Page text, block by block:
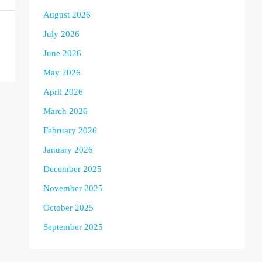
August 2026
July 2026
June 2026
May 2026
April 2026
March 2026
February 2026
January 2026
December 2025
November 2025
October 2025
September 2025